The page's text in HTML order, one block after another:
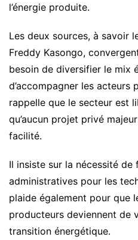
l’énergie produite.
Les deux sources, à savoir
Freddy Kasongo,
besoin de diversifier le mix
d’accompagner les acteurs
rappelle que le secteur est
qu’aucun projet privé
facilité.
Il insiste sur la nécessité
administratives pour les
plaide également pour que
producteurs deviennent de
transition énergétique.